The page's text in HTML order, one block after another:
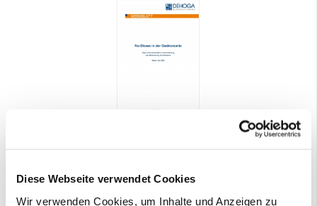
Diese Webseite verwendet Cookies
Wir verwenden Cookies, um Inhalte und Anzeigen zu
DEHOGA Merkblatt No-Shows in der Gastronomie PDF
0,00 €